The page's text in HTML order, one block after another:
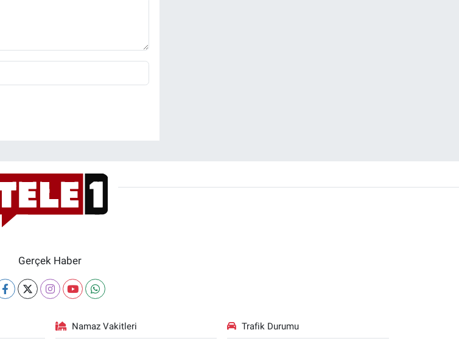
Gerçek Haber
Namaz Vakitleri Trafik Durumu